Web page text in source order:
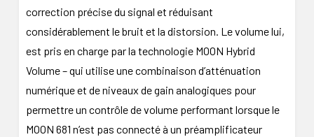
correction précise du signal et réduisant
considérablement le bruit et la distorsion. Le volume lui,
est pris en charge par la technologie MOON Hybrid
Volume – qui utilise une combinaison d’atténuation
numérique et de niveaux de gain analogiques pour
permettre un contrôle de volume performant lorsque le
MOON 681 n’est pas connecté à un préamplificateur